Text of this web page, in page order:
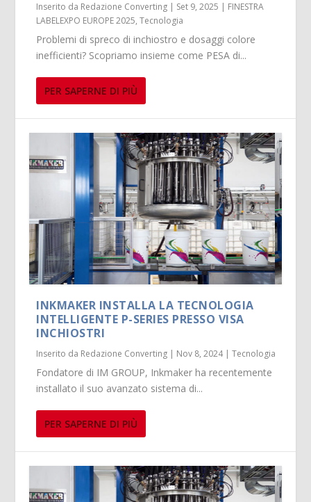
Inserito da Redazione Converting | Set 9, 2025 | FINESTRA
LABELEXPO EUROPE 2025,Tecnologia
Problemi di spreco di inchiostro e dosaggi colore
inefficienti? Scopriamo insieme come PESA di...
PER SAPERNE DI PIÙ
INKMAKER INSTALLA LA TECNOLOGIA
INTELLIGENTE P-SERIES PRESSO VISA
INCHIOSTRI
Inserito da Redazione Converting | Nov 8, 2024|Tecnologia
Fondatore di IM GROUP, Inkmaker ha recentemente
installato il suo avanzato sistema di...
PER SAPERNE DI PIÙ